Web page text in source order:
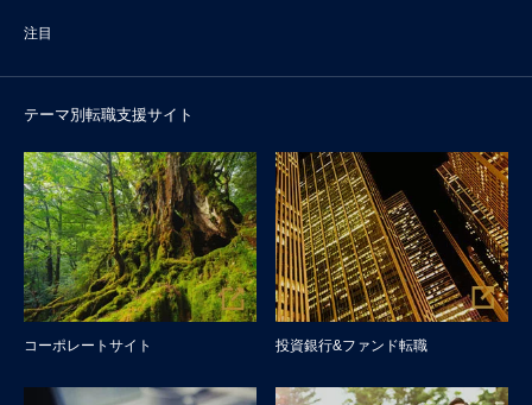
注目
テーマ別転職支援サイト
コーポレートサイト 投資銀行&ファンド転職